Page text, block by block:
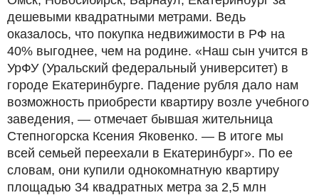
дешевыми квадратными метрами. Ведь
оказалось, что покупка недвижимости в РФ на
40% выгоднее, чем на родине. «Наш сын учится в
УрФУ (Уральский федеральный университет) в
городе Екатеринбурге. Падение рубля дало нам
возможность приобрести квартиру возле учебного
заведения, — отмечает бывшая жительница
Степногорска Ксения Яковенко. — В итоге мы
всей семьей переехали в Екатеринбург». По ее
словам, они купили однокомнатную квартиру
площадью 34 квадратных метра за 2,5 млн